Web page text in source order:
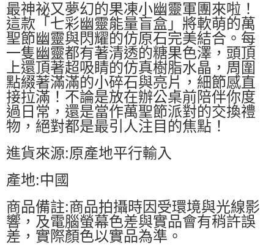
最神祕又夢幻的果凍小幽靈軍團來啦！
這款「七彩幽靈能量盲盒」將軟萌的萬
聖節幽靈與閃耀的仿原石完美結合。每
一隻幽靈都有著清透的糖果色澤，頭頂
上還頂著超吸睛的仿真樹脂水晶，周圍
點綴著滿滿的小碎石與亮片，細節感直
接拉滿！不論是放在辦公桌前陪伴你度
過日常，還是當作萬聖節派對的交換禮
物，絕對都是最引人注目的焦點！
進貨來源:原產地平行輸入
產地:中國
商品備註:商品拍攝時因受環境與光線影
響，及電腦螢幕色差與實品會有稍許誤
差，實際顏色以實品為準。